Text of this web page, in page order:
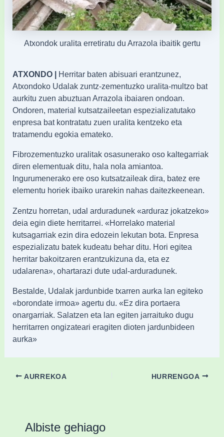
Atxondok uralita erretiratu du Arrazola ibaitik gertu
ATXONDO | Herritar baten abisuari erantzunez,
Atxondoko Udalak zuntz-zementuzko uralita-multzo bat
aurkitu zuen abuztuan Arrazola ibaiaren ondoan.
Ondoren, material kutsatzaileetan espezializatutako
enpresa bat kontratatu zuen uralita kentzeko eta
tratamendu egokia emateko.
Fibrozementuzko uralitak osasunerako oso kaltegarriak
diren elementuak ditu, hala nola amiantoa.
Ingurumenerako ere oso kutsatzaileak dira, batez ere
elementu horiek ibaiko urarekin nahas daitezkeenean.
Zentzu horretan, udal arduradunek «arduraz jokatzeko»
deia egin diete herritarrei. «Horrelako material
kutsagarriak ezin dira edozein lekutan bota. Enpresa
espezializatu batek kudeatu behar ditu. Hori egitea
herritar bakoitzaren erantzukizuna da, eta ez
udalarena», ohartarazi dute udal-arduradunek.
Bestalde, Udalak jardunbide txarren aurka lan egiteko
«borondate irmoa» agertu du. «Ez dira portaera
onargarriak. Salatzen eta lan egiten jarraituko dugu
herritarren ongizateari eragiten dioten jardunbideen
aurka»
AURREKOA HURRENGOA
Albiste gehiago